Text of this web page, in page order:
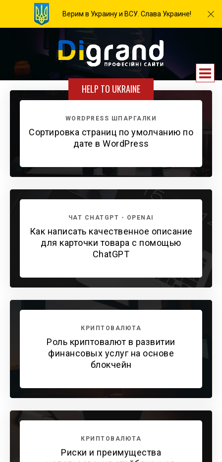
Верим в Украину и ВСУ. Слава Украине!
HELP TO UKRAINE
WORDPRESS ШПАРГАЛКИ
Сортировка страниц по умолчанию по
дате в WordPress
ЧАТ CHATGPT - OPENAI
Как написать качественное описание
для карточки товара с помощью
ChatGPT
КРИПТОВАЛЮТА
Роль криптовалют в развитии
финансовых услуг на основе
блокчейн
КРИПТОВАЛЮТА
Риски и преимущества